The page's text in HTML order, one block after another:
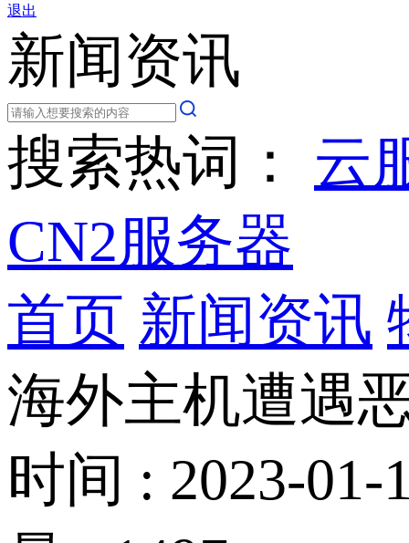
退出
新闻资讯
搜索热词： 云
CN2服务器
首页 新闻资讯
海外主机遭遇
时间 : 2023-01-